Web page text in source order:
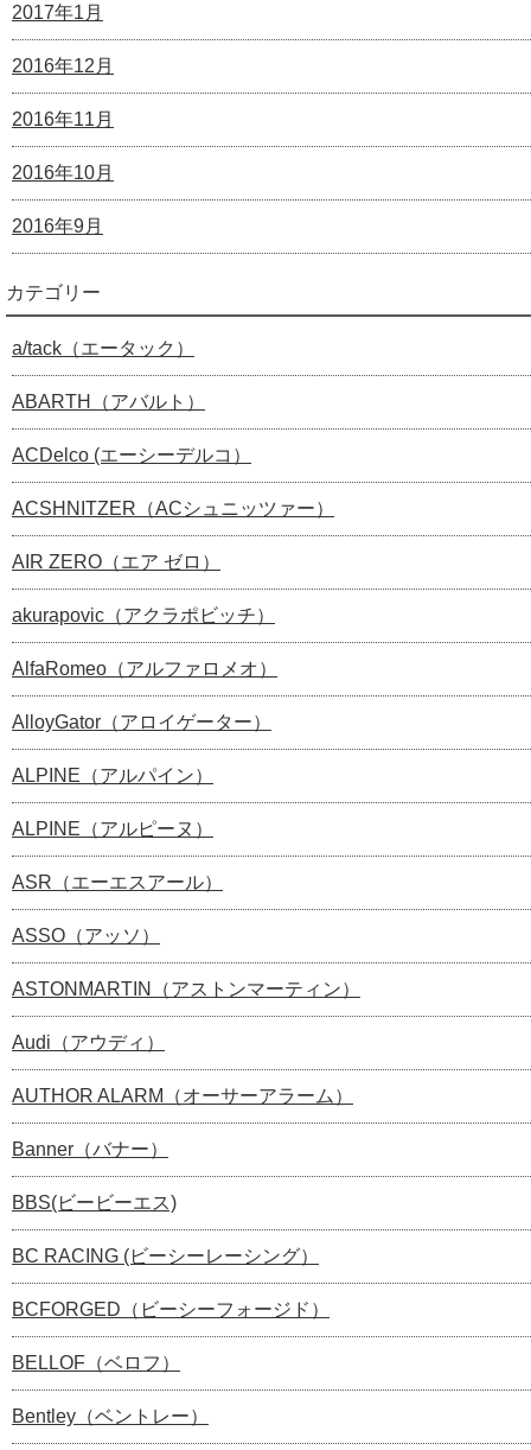
2017年1月
2016年12月
2016年11月
2016年10月
2016年9月
カテゴリー
a/tack（エータック）
ABARTH（アバルト）
ACDelco (エーシーデルコ）
ACSHNITZER（ACシュニッツァー）
AIR ZERO（エア ゼロ）
akurapovic（アクラポビッチ）
AlfaRomeo（アルファロメオ）
AlloyGator（アロイゲーター）
ALPINE（アルパイン）
ALPINE（アルピーヌ）
ASR（エーエスアール）
ASSO（アッソ）
ASTONMARTIN（アストンマーティン）
Audi（アウディ）
AUTHOR ALARM（オーサーアラーム）
Banner（バナー）
BBS(ビービーエス)
BC RACING (ビーシーレーシング）
BCFORGED（ビーシーフォージド）
BELLOF（ベロフ）
Bentley（ベントレー）